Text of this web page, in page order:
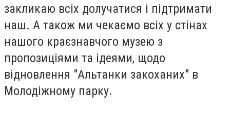
закликаю всіх долучатися і підтримати
наш. А також ми чекаємо всіх у стінах
нашого краєзнавчого музею з
пропозиціями та ідеями, щодо
відновлення "Альтанки закоханих" в
Молодіжному парку.